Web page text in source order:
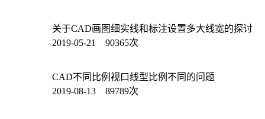
关于CAD画图细实线和标注设置多大线宽的探讨
2019-05-21 90365次
CAD不同比例视口线型比例不同的问题
2019-08-13 89789次